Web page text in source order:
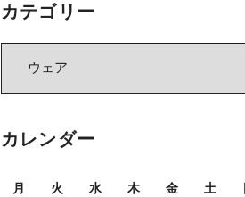
カテゴリー
リ
カレンダー
月 火 水 木 金 土